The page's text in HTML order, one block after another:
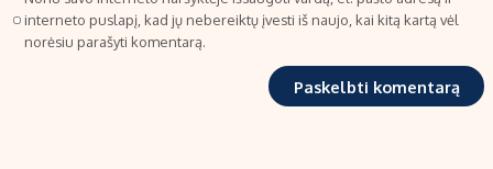
interneto puslapį, kad jų nebereiktų įvesti iš naujo, kai kitą kartą vėl
norėsiu parašyti komentarą.